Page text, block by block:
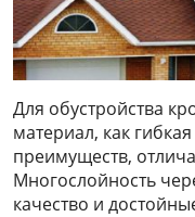
Для обустройства
материал, как
преимуществ,
Многослойность
качество и